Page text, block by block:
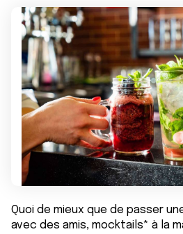
Quoi de mieux que de passer
avec des amis, mocktails* à la